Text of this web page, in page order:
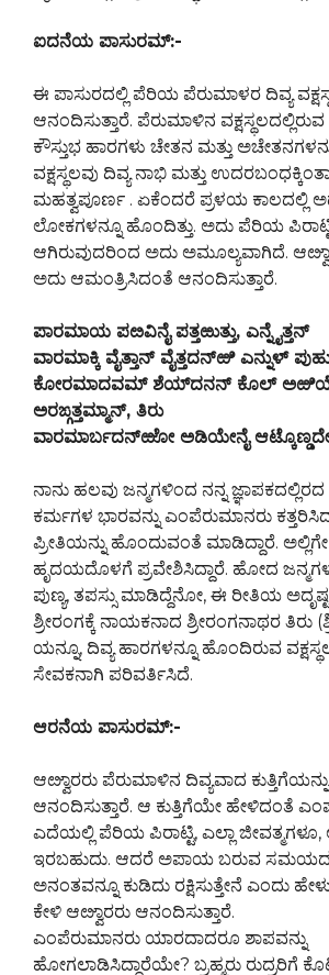
ಐದನೆಯ ಪಾಸುರಮ್:-
ಈ ಪಾಸುರದಲ್ಲಿ ಪೆರಿಯ ಪೆರುಮಾಳರ ದಿವ್ಯ
ಆನಂದಿಸುತ್ತಾರೆ. ಪೆರುಮಾಳಿನ ವಕ್ಷಸ್ಥಲದಲ್ಲಿರುವ
ಕೌಸ್ತುಭ ಹಾರಗಳು ಚೇತನ ಮತ್ತು
ವಕ್ಷಸ್ಥಲವು ದಿವ್ಯ ನಾಭಿ ಮತ್ತು
ಮಹತ್ವಪೂರ್ಣ . ಏಕೆಂದರೆ ಪ್ರಳಯ ಕಾಲದಲ್ಲಿ
ಲೋಕಗಳನ್ನೂ ಹೊಂದಿತ್ತು. ಅದು ಪೆರಿಯ
ಆಗಿರುವುದರಿಂದ ಅದು ಅಮೂಲ್ಯವಾಗಿದೆ.
ಅದು ಆಮಂತ್ರಿಸಿದಂತೆ ಆನಂದಿಸುತ್ತಾರೆ.
ಪಾರಮಾಯ ಪೞವಿನೈ ಪತ್ತಱುತ್ತು, ಎನ್ನೈತ್ತನ್
ವಾರಮಾಕ್ಕಿ ವೈತ್ತಾನ್ ವೈತ್ತದನ್‍ಱಿ ಎನ್ನುಳ್
ಕೋರಮಾದವಮ್ ಶೆಯ್‍ದನನ್ ಕೊಲ್
ಅರಙ್ಗತ್ತಮ್ಮಾನ್, ತಿರು
ವಾರಮಾರ್ಬದನ್‍ಱೋ ಅಡಿಯೇನೈ
ನಾನು ಹಲವು ಜನ್ಮಗಳಿಂದ ನನ್ನ
ಕರ್ಮಗಳ ಭಾರವನ್ನು ಎಂಪೆರುಮಾನರು
ಪ್ರೀತಿಯನ್ನು ಹೊಂದುವಂತೆ ಮಾಡಿದ್ದಾರೆ. ಅಲ್ಲಿಗೇ
ಹೃದಯದೊಳಗೆ ಪ್ರವೇಶಿಸಿದ್ದಾರೆ. ಹೋದ
ಪುಣ್ಯ, ತಪಸ್ಸು ಮಾಡಿದ್ದೆನೋ, ಈ ರೀತಿಯ
ಶ್ರೀರಂಗಕ್ಕೆ ನಾಯಕನಾದ ಶ್ರೀರಂಗನಾಥರ ತಿರು
ಯನ್ನೂ, ದಿವ್ಯ ಹಾರಗಳನ್ನೂ ಹೊಂದಿರುವ
ಸೇವಕನಾಗಿ ಪರಿವರ್ತಿಸಿದೆ.
ಆರನೆಯ ಪಾಸುರಮ್:-
ಆೞ್ವಾರರು ಪೆರುಮಾಳಿನ ದಿವ್ಯವಾದ
ಆನಂದಿಸುತ್ತಾರೆ. ಆ ಕುತ್ತಿಗೆಯೇ ಹೇಳಿದಂತೆ
ಎದೆಯಲ್ಲಿ ಪೆರಿಯ ಪಿರಾಟ್ಟಿ, ಎಲ್ಲಾ
ಇರಬಹುದು. ಆದರೆ ಅಪಾಯ ಬರುವ
ಅನಂತವನ್ನೂ ಕುಡಿದು ರಕ್ಷಿಸುತ್ತೇನೆ ಎಂದು
ಕೇಳಿ ಆೞ್ವಾರರು ಆನಂದಿಸುತ್ತಾರೆ.
ಎಂಪೆರುಮಾನರು ಯಾರದಾದರೂ ಶಾಪವನ್ನು
ಹೋಗಲಾಡಿಸಿದ್ದಾರೆಯೇ? ಬ್ರಹ್ಮರು ರುದ್ರರಿಗೆ